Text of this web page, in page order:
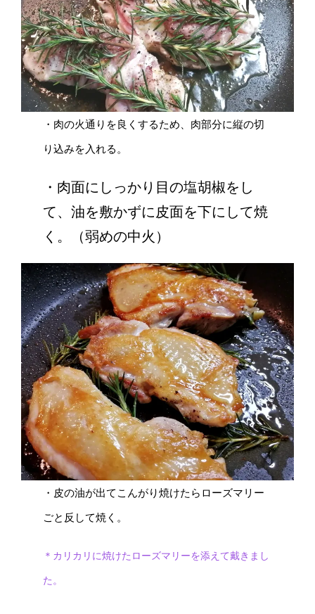
・肉の火通りを良くするため、肉部分に縦の切
り込みを入れる。
・肉面にしっかり目の塩胡椒をし
て、油を敷かずに皮面を下にして焼
く。（弱めの中火）
・皮の油が出てこんがり焼けたらローズマリー
ごと反して焼く。
＊カリカリに焼けたローズマリーを添えて戴きまし
た。